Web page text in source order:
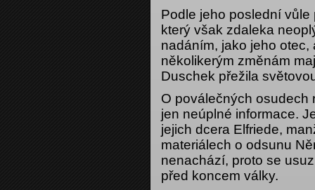
Podle jeho poslední
který však zdaleka
nadáním, jako jeho
několikerým změnám
Duschek přežila
O poválečných osudech
jen neúplné informace.
jejich dcera Elfriede,
materiálech o odsunu
nenachází, proto se
před koncem války.